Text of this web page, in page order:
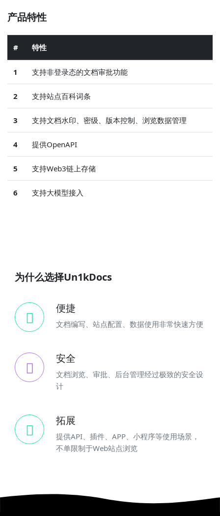
产品特性
# 特性
1 支持非登录态的文档审批功能
2 支持站点百科词条
3 支持文档水印、密级、版本控制、浏览数据管理
4 提供OpenAPI
5 支持Web3链上存储
6 支持大模型接入
为什么选择Un1kDocs
便捷
文档编写、站点配置、数据使用非常快速方便
安全
文档浏览、审批、后台管理经过极致的安全设
计
拓展
提供API、插件、APP、小程序等使用场景，
不单限制于Web站点浏览